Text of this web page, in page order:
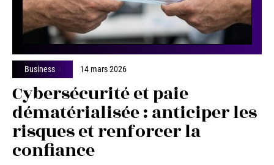
Business 14 mars 2026
Cybersécurité et paie
dématérialisée : anticiper les
risques et renforcer la
confiance